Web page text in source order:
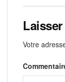
Votre